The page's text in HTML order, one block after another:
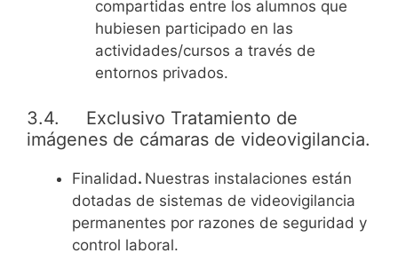
compartidas entre los alumnos que
hubiesen participado en las
actividades/cursos a través de
entornos privados.
3.4. Exclusivo Tratamiento de
imágenes de cámaras de videovigilancia.
Finalidad. Nuestras instalaciones están
dotadas de sistemas de videovigilancia
permanentes por razones de seguridad y
control laboral.